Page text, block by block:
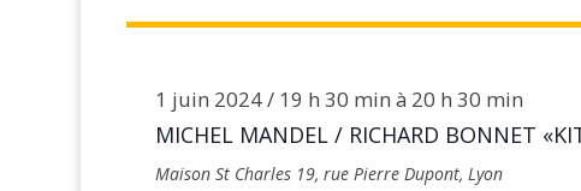
MICHEL MANDEL / RICHARD BONNET
1 juin 2024 / 19 h 30 min à 20 h 30 min
Maison St Charles 19, rue Pierre Dupont, Lyon